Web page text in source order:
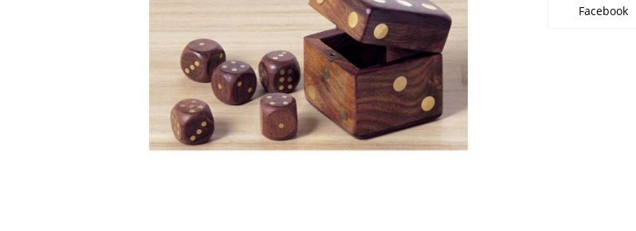
Facebook